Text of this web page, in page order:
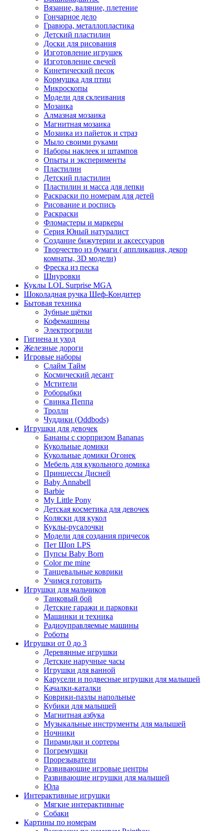
Вязание, валяние, плетение
Гончарное дело
Гравюра, металлопластика
Детский пластилин
Доски для рисования
Изготовление игрушек
Изготовление свечей
Кинетический песок
Кормушка для птиц
Микроскопы
Модели для склеивания
Мозаика
Алмазная мозаика
Магнитная мозаика
Мозаика из пайеток и страз
Мыло своими руками
Наборы наклеек и штампов
Опыты и эксперименты
Пластилин
Детский пластилин
Пластилин и масса для лепки
Раскраски по номерам для детей
Рисование и роспись
Раскраски
Фломастеры и маркеры
Серия Юный натуралист
Создание бижутерии и аксессуаров
Творчество из бумаги ( аппликация, декор
комнаты, 3D модели)
Фреска из песка
Шнуровки
Куклы LOL Surprise MGA
Шоколадная ручка Шеф-Кондитер
Бытовая техника
Зубные щётки
Кофемашины
Электрогрили
Гигиена и уход
Железные дороги
Игровые наборы
Слайм Тайм
Космический десант
Мстители
Роборыбки
Свинка Пеппа
Тролли
Чуддики (Oddbods)
Игрушки для девочек
Бананы с сюрпризом Bananas
Кукольные домики
Кукольные домики Огонек
Мебель для кукольного домика
Принцессы Дисней
Baby Annabell
Barbie
My Little Pony
Детская косметика для девочек
Коляски для кукол
Куклы-русалочки
Модели для создания причесок
Пет Шоп LPS
Пупсы Baby Born
Сolor me mine
Танцевальные коврики
Учимся готовить
Игрушки для мальчиков
Танковый бой
Детские гаражи и парковки
Машинки и техника
Радиоуправляемые машины
Роботы
Игрушки от 0 до 3
Деревянные игрушки
Детские наручные часы
Игрушки для ванной
Карусели и подвесные игрушки для малышей
Качалки-каталки
Коврики-пазлы напольные
Кубики для малышей
Магнитная азбука
Музыкальные инструменты для малышей
Ночники
Пирамидки и сортеры
Погремушки
Прорезыватели
Развивающие игровые центры
Развивающие игрушки для малышей
Юла
Интерактивные игрушки
Мягкие интерактивные
Собаки
Картины по номерам